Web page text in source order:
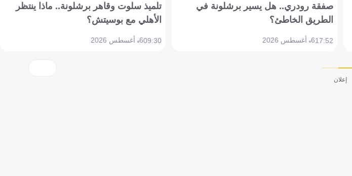
صفقة رودري.. هل يسير برشلونة في
الطريق الخاطئ؟
17:526 أغسطس 2026
تلميذ سلوت وقاهر برشلونة.. ماذا ينتظر
الأهلي مع بوسيتش؟
09:306 أغسطس 2026
إعلان